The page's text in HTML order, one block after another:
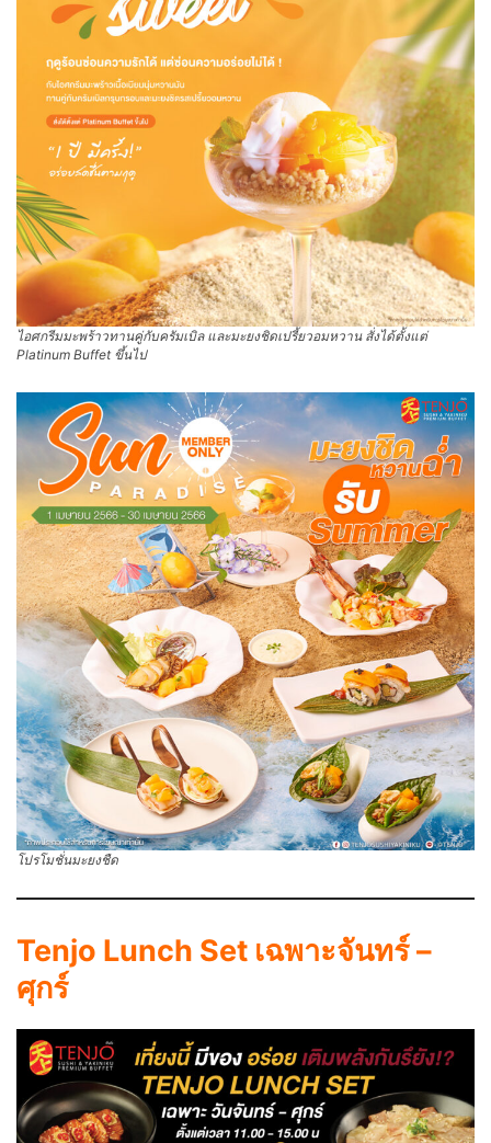
ไอศกรีมมะพร้าวทานคู่กับครัมเบิล และมะยงชิดเปรี้ยวอมหวาน สั่งได้ตั้งแต่
Platinum Buffet ขึ้นไป
โปรโมชั่นมะยงชืด
Tenjo Lunch Set เฉพาะจันทร์ –
ศุกร์